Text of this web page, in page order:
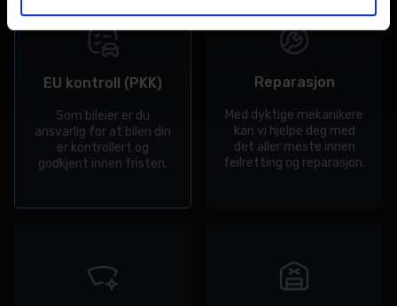
EU kontroll (PKK)
Som bileier er du
ansvarlig for at bilen din
er kontrollert og
godkjent innen fristen.
Reparasjon
Med dyktige mekanikere
kan vi hjelpe deg med
det aller meste innen
feilretting og reparasjon.